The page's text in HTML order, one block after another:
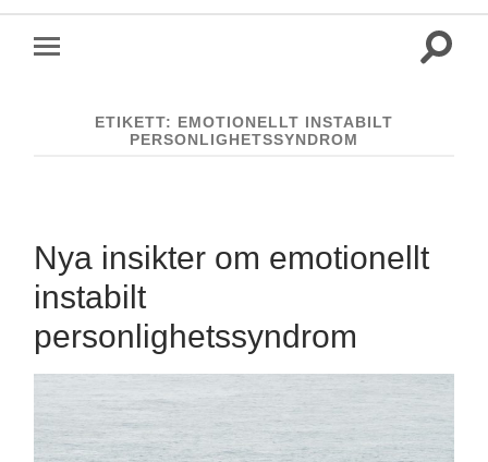
Slå
ETIKETT: EMOTIONELLT INSTABILT
PERSONLIGHETSSYNDROM
Nya insikter om emotionellt
instabilt
personlighetssyndrom